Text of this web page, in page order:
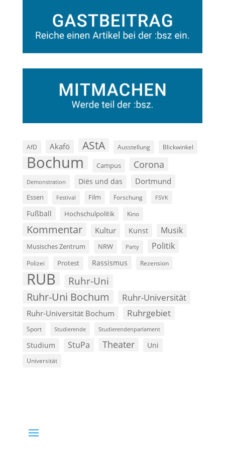
AfD Akafö AStA Ausstellung Blickwinkel
Bochum Campus Corona
Demonstration Diës und das Dortmund
Essen Festival Film Forschung FSVK
Fußball Hochschulpolitik Kino
Kommentar Kultur Kunst Musik
Musisches Zentrum NRW Party Politik
Polizei Protest Rassismus Rezension
RUB Ruhr-Uni
Ruhr-Uni Bochum Ruhr-Universität
Ruhr-Universität Bochum Ruhrgebiet
Sport Studierende Studierendenparlament
Studium StuPa Theater Uni
Universität